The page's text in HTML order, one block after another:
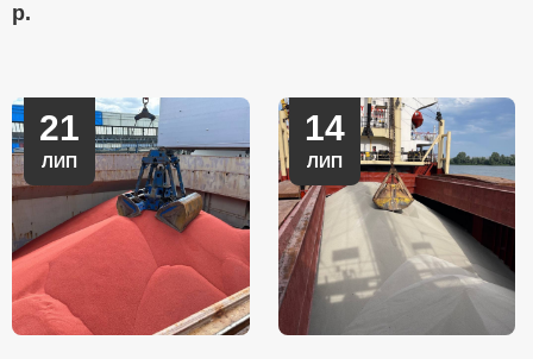
р.
21
ЛИП
14
ЛИП